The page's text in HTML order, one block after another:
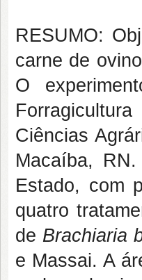
RESUMO:
carne de
O
Ciências
Macaíba,
Estado, com
quatro
de Brachiaria
e Massai. A